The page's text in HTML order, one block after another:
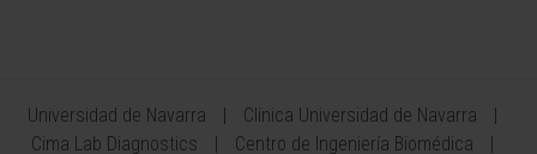
Universidad de Navarra
Clínica Universidad de Navarra
Cima Lab Diagnostics
Centro de Ingeniería Biomédica